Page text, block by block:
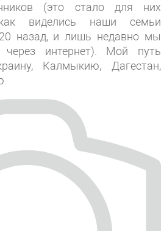
(это стало для них
виделись наши семьи
назад, и лишь недавно мы
интернет). Мой путь
Калмыкию, Дагестан,